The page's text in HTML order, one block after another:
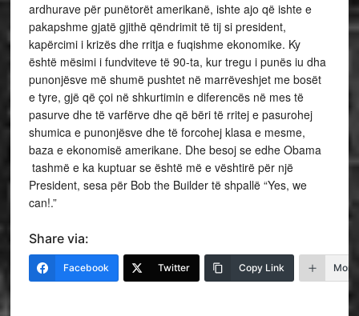
ardhurave për punëtorët amerikanë, ishte ajo që ishte e
pakapshme gjatë gjithë qëndrimit të tij si president,
kapërcimi i krizës dhe rritja e fuqishme ekonomike. Ky
është mësimi i fundviteve të 90-ta, kur tregu i punës iu dha
punonjësve më shumë pushtet në marrëveshjet me bosët
e tyre, gjë që çoi në shkurtimin e diferencës në mes të
pasurve dhe të varfërve dhe që bëri të rritej e pasurohej
shumica e punonjësve dhe të forcohej klasa e mesme,
baza e ekonomisë amerikane. Dhe besoj se edhe Obama
tashmë e ka kuptuar se është më e vështirë për një
President, sesa për Bob the Builder të shpallë “Yes, we
can!.”
Share via:
Facebook Twitter Copy Link More